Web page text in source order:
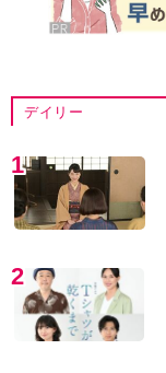
デイリー
1
2